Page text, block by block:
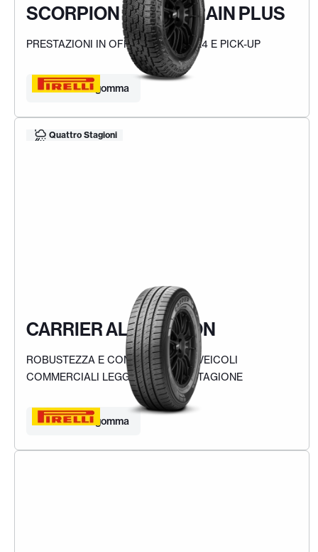
SCORPION ALL TERRAIN PLUS
PRESTAZIONI IN OFF-ROAD PER 4X4 E PICK-UP
Trova la tua gomma
Quattro Stagioni
CARRIER ALL SEASON
ROBUSTEZZA E CONTROLLO PER VEICOLI
COMMERCIALI LEGGERI IN OGNI STAGIONE
Trova la tua gomma